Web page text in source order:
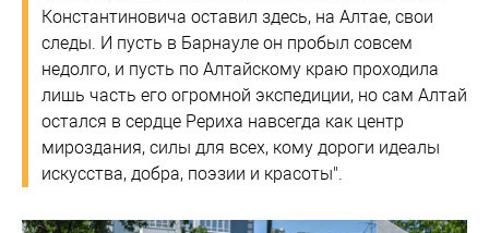
Константиновича оставил здесь, на Алтае, свои
следы. И пусть в Барнауле он пробыл совсем
недолго, и пусть по Алтайскому краю проходила
лишь часть его огромной экспедиции, но сам Алтай
остался в сердце Рериха навсегда как центр
мироздания, силы для всех, кому дороги идеалы
искусства, добра, поэзии и красоты".